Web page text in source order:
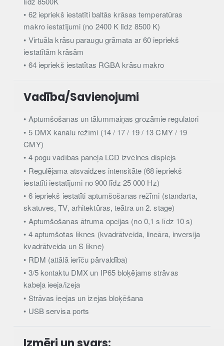
• 62 iepriekš iestatīti baltās krāsas temperatūras
makro iestatījumi (no 2400 K līdz 8500 K)
• Virtuāla krāsu paraugu grāmata ar 60 iepriekš
iestatītām krāsām
• 64 iepriekš iestatītas RGBA krāsu makro
Vadība/Savienojumi
• Aptumšošanas un tālummaiņas grozāmie regulatori
• 5 DMX kanālu režīmi (14 / 17 / 19 / 13 CMY / 19
CMY)
• 4 pogu vadības paneļa LCD izvēlnes displejs
• Regulējama atsvaidzes intensitāte (68 iepriekš
iestatīti iestatījumi no 900 līdz 25 000 Hz)
• 6 iepriekš iestatīti aptumšošanas režīmi (standarta,
skatuves, TV, arhitektūras, teātra un 2. stage)
• Aptumšošanas ātruma opcijas (no 0,1 s līdz 10 s)
• 4 aptumšotas līknes (kvadrātveida, lineāra, inversija
kvadrātveida un S līkne)
• RDM (attālā ierīču pārvaldība)
• 3/5 kontaktu DMX un IP65 bloķējams strāvas
kabeļa ieeja/izeja
• Strāvas ieejas un izejas bloķēšana
• USB servisa ports